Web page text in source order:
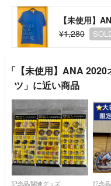
¥1,280
「【未使用】ANA
ツ」に近い商品
記念品/関連グッズ 記念